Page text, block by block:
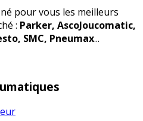
pour vous les meilleurs
: Parker, AscoJoucomatic,
SMC, Pneumax...